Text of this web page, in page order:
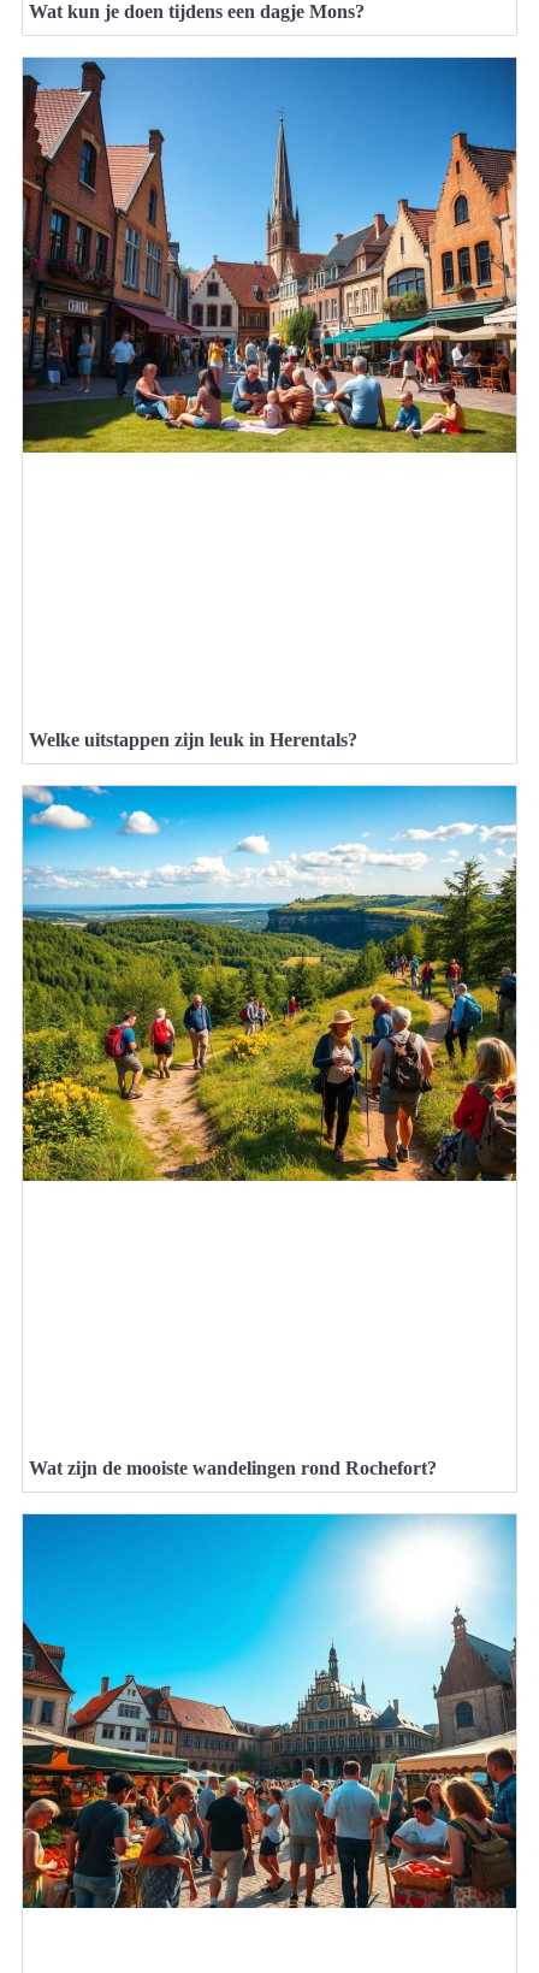
Wat kun je doen tijdens een dagje Mons?
Welke uitstappen zijn leuk in Herentals?
Wat zijn de mooiste wandelingen rond Rochefort?